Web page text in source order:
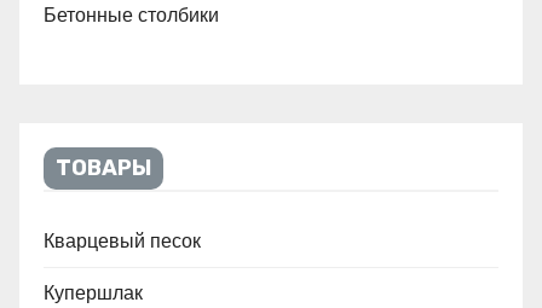
Бетонные столбики
ТОВАРЫ
Кварцевый песок
Купершлак